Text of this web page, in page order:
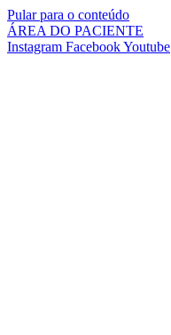
Pular para o conteúdo
ÁREA DO PACIENTE
Instagram FacebookYoutube